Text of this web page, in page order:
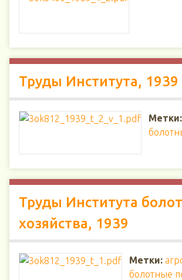
Труды Института, 1939
Метки:
Труды Института
хозяйства, 1939
Метки:
болотные